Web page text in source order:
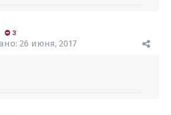
3
26 июня, 2017